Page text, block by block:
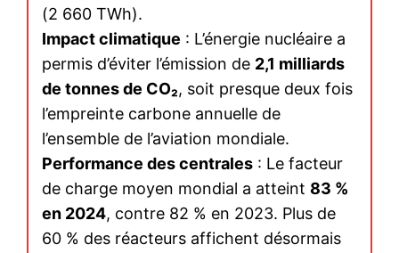
(2 660 TWh).
Impact climatique : L’énergie nucléaire a
permis d’éviter l’émission de 2,1 milliards
de tonnes de CO₂, soit presque deux fois
l’empreinte carbone annuelle de
l’ensemble de l’aviation mondiale.
Performance des centrales : Le facteur
de charge moyen mondial a atteint 83 %
en 2024, contre 82 % en 2023. Plus de
60 % des réacteurs affichent désormais